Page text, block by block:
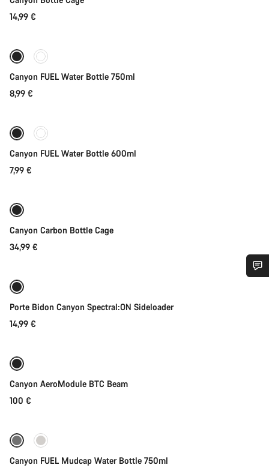
14,99 €
Bientôt disponible
Canyon FUEL Water Bottle 750ml
8,99 €
Bientôt disponible
Canyon FUEL Water Bottle 600ml
7,99 €
Canyon Carbon Bottle Cage
34,99 €
Porte Bidon Canyon Spectral:ON Sideloader
14,99 €
Canyon AeroModule BTC Beam
100 €
Bientôt disponible
Canyon FUEL Mudcap Water Bottle 750ml
Nos experts du service client vous attendent pour